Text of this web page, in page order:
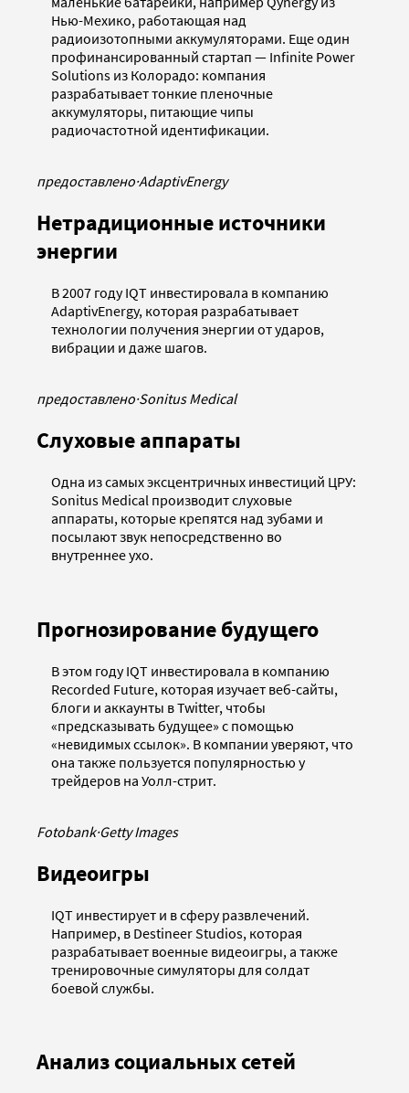
Нью-Мехико, работающая над
радиоизотопными аккумуляторами. Еще один
профинансированный стартап — Infinite Power
Solutions из Колорадо: компания
разрабатывает тонкие пленочные
аккумуляторы, питающие чипы
радиочастотной идентификации.
предоставлено·AdaptivEnergy
Нетрадиционные источники
энергии
В 2007 году IQT инвестировала в компанию
AdaptivEnergy, которая разрабатывает
технологии получения энергии от ударов,
вибрации и даже шагов.
предоставлено·Sonitus Medical
Слуховые аппараты
Одна из самых эксцентричных инвестиций ЦРУ:
Sonitus Medical производит слуховые
аппараты, которые крепятся над зубами и
посылают звук непосредственно во
внутреннее ухо.
Прогнозирование будущего
В этом году IQT инвестировала в компанию
Recorded Future, которая изучает веб-сайты,
блоги и аккаунты в Twitter, чтобы
«предсказывать будущее» с помощью
«невидимых ссылок». В компании уверяют, что
она также пользуется популярностью у
трейдеров на Уолл-стрит.
Fotobank·Getty Images
Видеоигры
IQT инвестирует и в сферу развлечений.
Например, в Destineer Studios, которая
разрабатывает военные видеоигры, а также
тренировочные симуляторы для солдат
боевой службы.
Анализ социальных сетей